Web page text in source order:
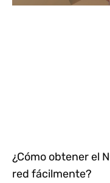
¿Cómo obtener el
red fácilmente?